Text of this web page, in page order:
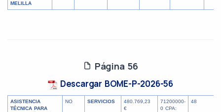
MELILLA
Página 56
Descargar BOME-P-2026-56
ASISTENCIA
TÉCNICA PARA
NO SERVICIOS
480.769,23
€
71200000-
0 CPA:
48